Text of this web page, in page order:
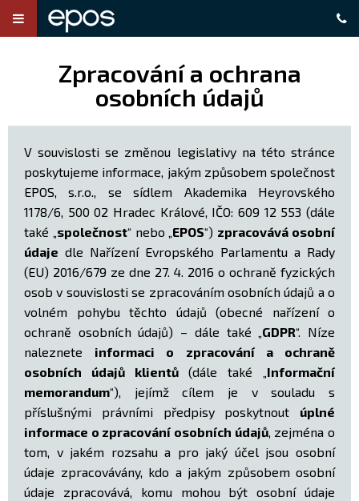
Zpracování a ochrana
osobních údajů
V souvislosti se změnou legislativy na této stránce
poskytujeme informace, jakým způsobem společnost
EPOS, s.r.o., se sídlem Akademika Heyrovského
1178/6, 500 02 Hradec Králové, IČO: 609 12 553 (dále
také „společnost“ nebo „EPOS“) zpracovává osobní
údaje dle Nařízení Evropského Parlamentu a Rady
(EU) 2016/679 ze dne 27. 4. 2016 o ochraně fyzických
osob v souvislosti se zpracováním osobních údajů a o
volném pohybu těchto údajů (obecné nařízení o
ochraně osobních údajů) – dále také „GDPR“. Níze
naleznete informaci o zpracování a ochraně
osobních údajů klientů(dále také „Informační
memorandum“), jejímž cílem je v souladu s
příslušnými právními předpisy poskytnout úplné
informace o zpracování osobních údajů, zejména o
tom, v jakém rozsahu a pro jaký účel jsou osobní
údaje zpracovávány, kdo a jakým způsobem osobní
údaje zpracovává, komu mohou být osobní údaje